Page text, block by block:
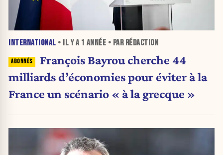
INTERNATIONAL • IL Y A 1 ANNÉE • PAR RÉDACTION
François Bayrou cherche 44
milliards d’économies pour éviter à la
France un scénario « à la grecque »